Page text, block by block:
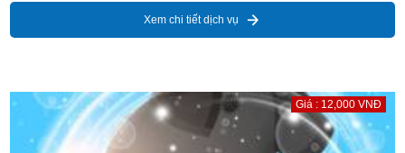
Xem chi tiết dịch vụ
Giá : 12,000 VNĐ